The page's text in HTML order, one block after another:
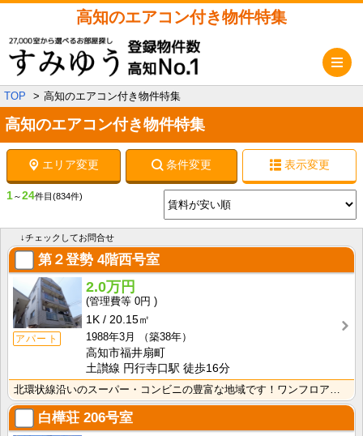
高知のエアコン付き物件特集
TOP 高知のエアコン付き物件特集
高知のエアコン付き物件特集
エリア変更 条件変更 表示変更
1～24件目 (834件)
↓チェックしてお問合せ
第２登勢 4階西号室
アパート
2.0万円
0円
1K
20.15㎡
1988年3月
（築38年）
高知市福井扇町
土讃線 円行寺口駅 徒歩16分
北環状線沿いのスーパー・コンビニの豊富な地域です！ワンフロアに2世帯ずつなので窓が多く、風通しの良い･･･
白樺荘 206号室